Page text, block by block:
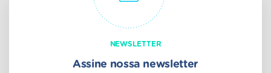
NEWSLETTER
Assine nossa newsletter